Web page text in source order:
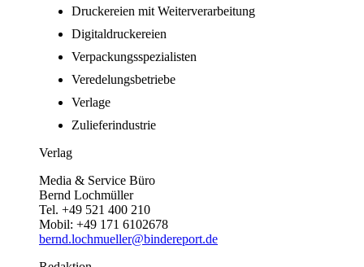
Druckereien mit Weiterverarbeitung
Digitaldruckereien
Verpackungsspezialisten
Veredelungsbetriebe
Verlage
Zulieferindustrie
Verlag
Media & Service Büro
Bernd Lochmüller
Tel. +49 521 400 210
Mobil: +49 171 6102678
bernd.lochmueller@bindereport.de